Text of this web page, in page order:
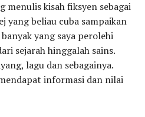
menulis kisah fiksyen sebagai
yang beliau cuba sampaikan
yang saya perolehi
sejarah hinggalah sains.
lagu dan sebagainya.
informasi dan nilai